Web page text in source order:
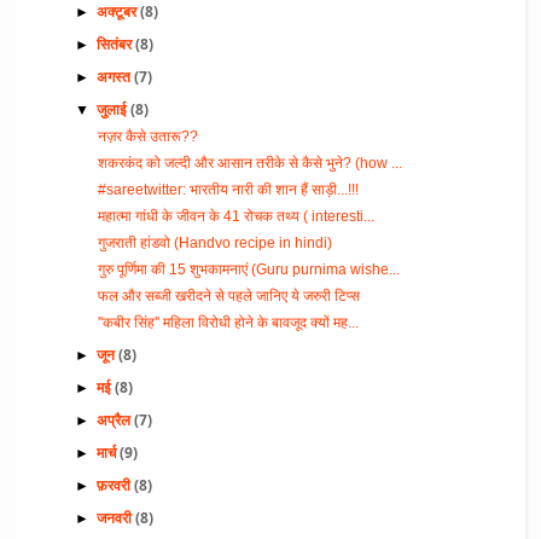
►अक्टूबर(8)
►सितंबर(8)
►अगस्त(7)
▼जुलाई(8)
नज़र कैसे उतारू??
शकरकंद को जल्दी और आसान तरीके से कैसे भुने? (how ...
#sareetwitter: भारतीय नारी की शान हैं साड़ी...!!!
महात्मा गांधी के जीवन के 41 रोचक तथ्य ( interesti...
गुजराती हांडवो (Handvo recipe in hindi)
गुरु पूर्णिमा की 15 शुभकामनाएं (Guru purnima wishe...
फल और सब्जी खरीदने से पहले जानिए ये जरुरी टिप्स
''कबीर सिंह'' महिला विरोधी होने के बावजूद क्यों मह...
►जून(8)
►मई(8)
►अप्रैल(7)
►मार्च(9)
►फ़रवरी(8)
►जनवरी(8)